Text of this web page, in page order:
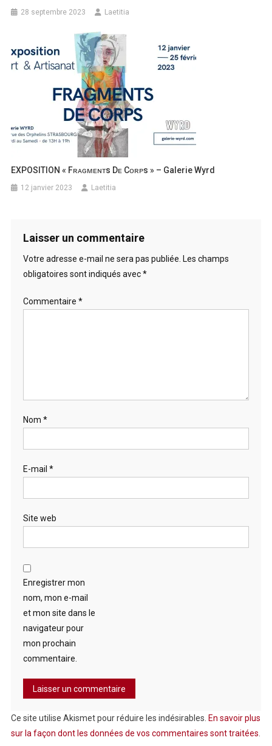
28 septembre 2023 Laetitia
EXPOSITION « Fʀᴀɢᴍᴇɴᴛs Dᴇ Cᴏʀᴘs » – Galerie Wyrd
12 janvier 2023 Laetitia
Laisser un commentaire
Votre adresse e-mail ne sera pas publiée. Les champs
obligatoires sont indiqués avec*
Commentaire *
Nom *
E-mail *
Site web
Enregistrer mon
nom, mon e-mail
et mon site dans le
navigateur pour
mon prochain
commentaire.
Ce site utilise Akismet pour réduire les indésirables. En savoir plus
sur la façon dont les données de vos commentaires sont traitées